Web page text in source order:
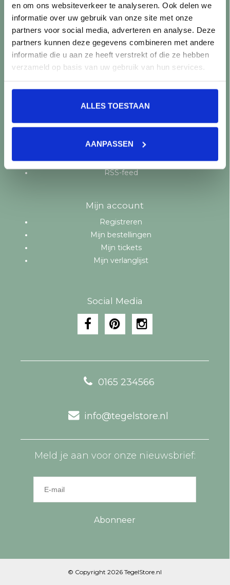
en om ons websiteverkeer te analyseren. Ook delen we
informatie over uw gebruik van onze site met onze
partners voor social media, adverteren en analyse. Deze
partners kunnen deze gegevens combineren met andere
informatie die u aan ze heeft verstrekt of die ze hebben
verzameld op basis van uw gebruik van hun services.
ALLES TOESTAAN
AANPASSEN
Veelgestelde vragen
Over TegelStore.nl
Contact
Algemene voorwaarden
Privacy Policy
Producten
Alle producten
Nieuwe producten
Merken
Tags
RSS-feed
Mijn account
Registreren
Mijn bestellingen
Mijn tickets
Mijn verlanglijst
Social Media
0165 234566
info@tegelstore.nl
Meld je aan voor onze nieuwsbrief:
Abonneer
© Copyright 2026 TegelStore.nl